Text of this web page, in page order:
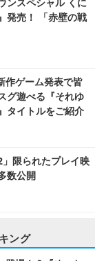
発売！ 「赤壁の戦
作ゲーム発表で皆
グ遊べる『それゆ
タイトルをご紹介
限られたプレイ映
数公開
ング